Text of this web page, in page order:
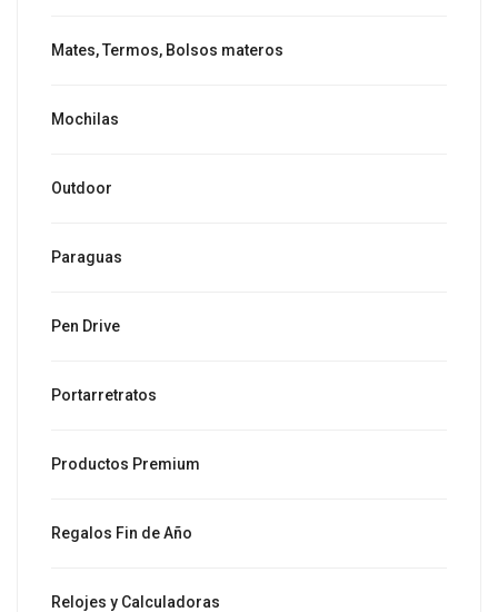
Mates, Termos, Bolsos materos
Mochilas
Outdoor
Paraguas
Pen Drive
Portarretratos
Productos Premium
Regalos Fin de Año
Relojes y Calculadoras